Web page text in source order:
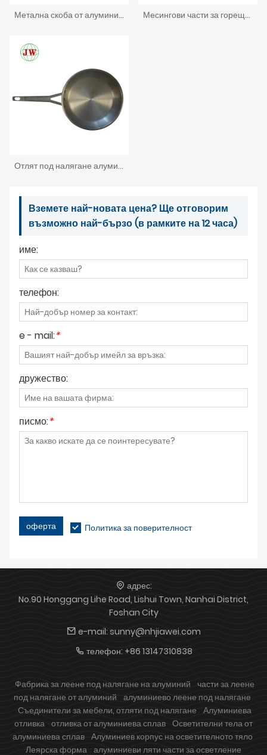
Метална скоба от алуминий под налягане Месингови части за горещо коване. Инвестиция. ЦПУ обработка. Леене под налягане
Отлят под налягане алуминиев корпус за желязна кутия за електроника
Вземете най-новата цена? Ще отговорим
възможно най-бързо (в рамките на 12 часа)
име:
телефон:
e - mail:*
дружество:
писмо:*
оферта Политика за поверителност
адрес:
No.90 Honggang Lihe Road, Lishui Town, Nanhai District,
Foshan City
e-mail: sunny@nhjiawei.com
телефон: +86 13147310838
Фабрика за леене под налягане на алуминий
части за леене
под налягане от алуминий алуминиево леене под налягане
Съединители за мебели, отляти под налягане Алуминиева
отливка отливка от алуминиева сплав Осветителни тела от
алуминиева сплав Алуминиев корпус на осветителното тяло
Леярска форма алуминиеви ляти части за осветление